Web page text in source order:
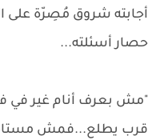
أجابته شروق مُصِرّة على
حصار أسئلته...
"مش بعرف أنام غير في
قرب يطلع...فمش